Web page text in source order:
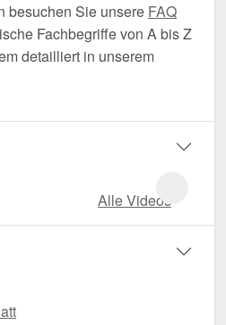
besuchen Sie unsere FAQ
Fachbegriffe von A bis Z
detailliert in unserem
Alle Videos